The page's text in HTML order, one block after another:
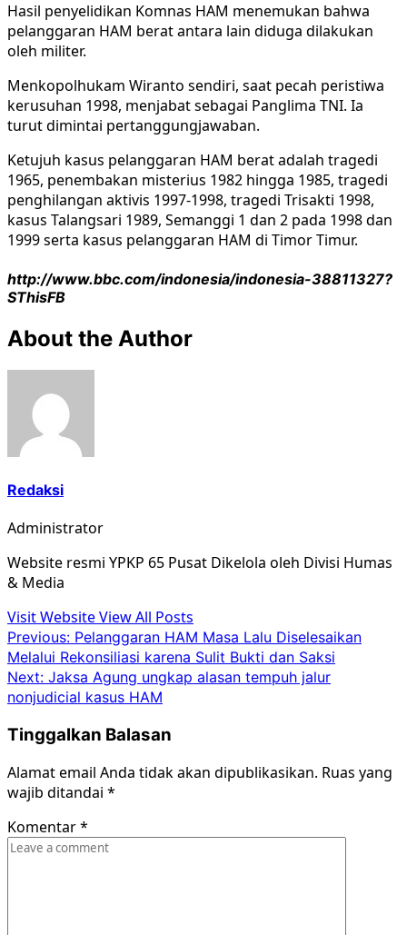
Hasil penyelidikan Komnas HAM menemukan bahwa
pelanggaran HAM berat antara lain diduga dilakukan
oleh militer.
Menkopolhukam Wiranto sendiri, saat pecah peristiwa
kerusuhan 1998, menjabat sebagai Panglima TNI. Ia
turut dimintai pertanggungjawaban.
Ketujuh kasus pelanggaran HAM berat adalah tragedi
1965, penembakan misterius 1982 hingga 1985, tragedi
penghilangan aktivis 1997-1998, tragedi Trisakti 1998,
kasus Talangsari 1989, Semanggi 1 dan 2 pada 1998 dan
1999 serta kasus pelanggaran HAM di Timor Timur.
http://www.bbc.com/indonesia/indonesia-38811327?
SThisFB
About the Author
Redaksi
Administrator
Website resmi YPKP 65 Pusat Dikelola oleh Divisi Humas
& Media
Visit WebsiteView All Posts
Post
navigation
Previous: Pelanggaran HAM Masa Lalu Diselesaikan
Melalui Rekonsiliasi karena Sulit Bukti dan Saksi
Next: Jaksa Agung ungkap alasan tempuh jalur
nonjudicial kasus HAM
Tinggalkan Balasan
Alamat email Anda tidak akan dipublikasikan. Ruas yang
wajib ditandai *
Komentar*